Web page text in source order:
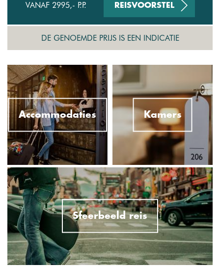
VANAF 2995,- P.P. REISVOORSTEL
DE GENOEMDE PRIJS IS EEN INDICATIE
Accommodaties Kamers
Sfeerbeeld reis